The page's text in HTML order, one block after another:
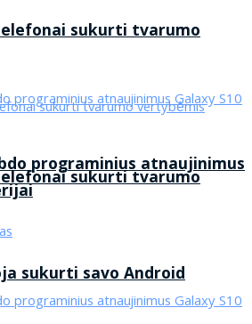
sukurti tvarumo
sukurti tvarumo
programinius atnaujinimus
sukurti savo Android